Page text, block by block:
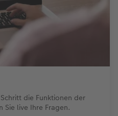
die Funktionen der
live Ihre Fragen.